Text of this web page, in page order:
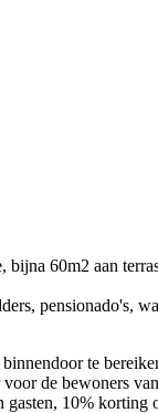
60m2 aan
pensionado's,
te
de bewoners
10%